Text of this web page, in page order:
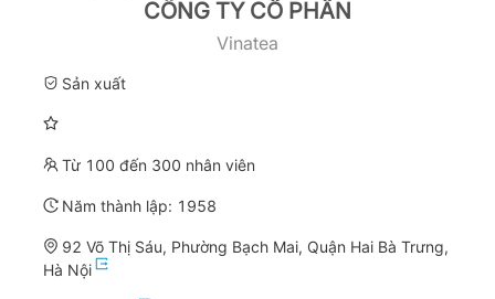
CÔNG TY CỔ PHẦN
Vinatea
Sản xuất
Từ 100 đến 300 nhân viên
Năm thành lập: 1958
92 Võ Thị Sáu, Phường Bạch Mai, Quận Hai Bà Trưng,
Hà Nội